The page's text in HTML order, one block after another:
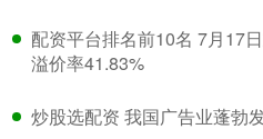
配资平台排名前10名 7月17
溢价率41.83%
炒股选配资 我国广告业蓬勃